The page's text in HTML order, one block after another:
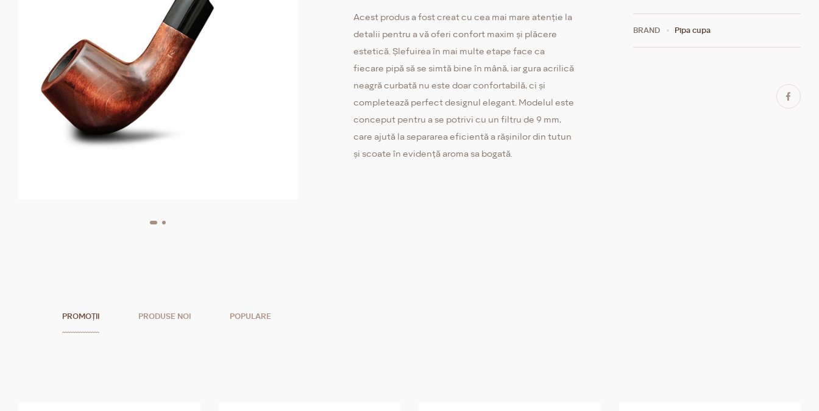
Acest produs a fost creat cu cea mai mare atenție la
detalii pentru a vă oferi confort maxim și plăcere
estetică. Șlefuirea în mai multe etape face ca
fiecare pipă să se simtă bine în mână, iar gura acrilică
neagră curbată nu este doar confortabilă, ci și
completează perfect designul elegant. Modelul este
conceput pentru a se potrivi cu un filtru de 9 mm,
care ajută la separarea eficientă a rășinilor din tutun
și scoate în evidență aroma sa bogată.
BRAND Pipa сupa
PROMOȚII PRODUSE NOI POPULARE